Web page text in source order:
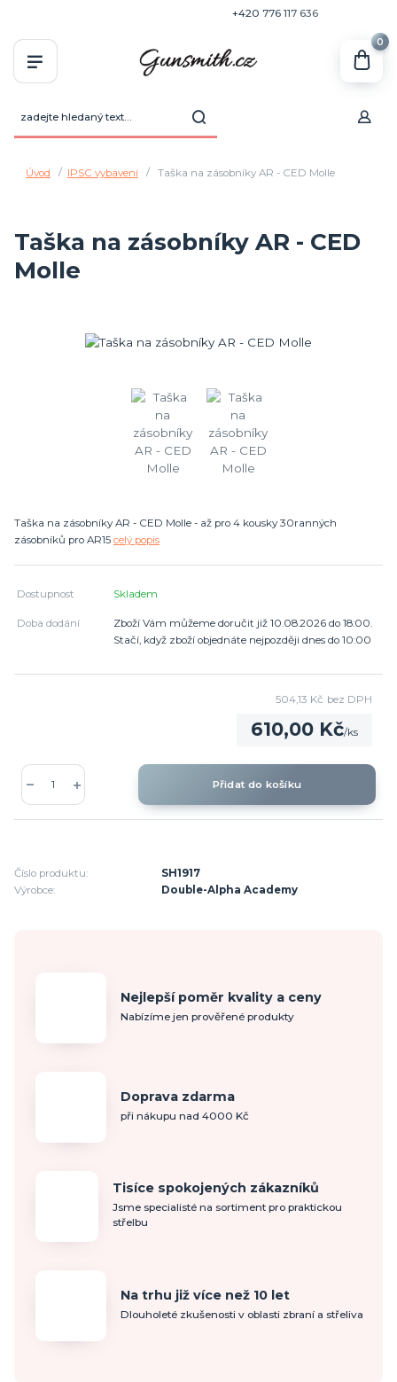
+420 776 117 636
0
Úvod IPSC vybavení Taška na zásobníky AR - CED Molle
Taška na zásobníky AR - CED
Molle
Taška na zásobníky AR - CED Molle - až pro 4 kousky 30ranných
zásobníků pro AR15 celý popis
Dostupnost Skladem
Doba dodání
Zboží Vám můžeme doručit již 10.08.2026 do 18:00.
Stačí, když zboží objednáte nejpozději dnes do 10:00
610,00 Kč/ks
504,13 Kč bez DPH
Přidat do košíku
Číslo produktu:
SH1917
Výrobce:
Double-Alpha Academy
Nejlepší poměr kvality a ceny
Nabízíme jen prověřené produkty
Doprava zdarma
při nákupu nad 4000 Kč
Tisíce spokojených zákazníků
Jsme specialisté na sortiment pro praktickou
střelbu
Na trhu již více než 10 let
Dlouholeté zkušenosti v oblasti zbraní a střeliva